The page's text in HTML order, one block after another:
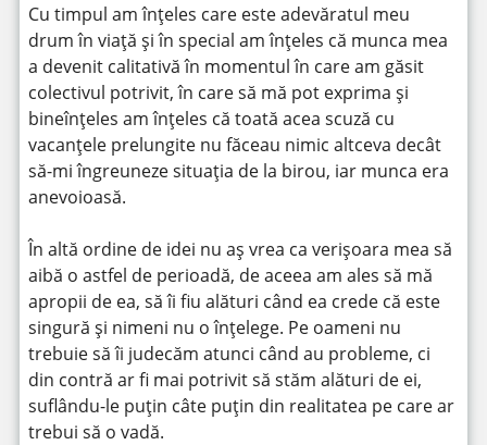
Cu timpul am înțeles care este adevăratul meu
drum în viață și în special am înțeles că munca mea
a devenit calitativă în momentul în care am găsit
colectivul potrivit, în care să mă pot exprima și
bineînțeles am înțeles că toată acea scuză cu
vacanțele prelungite nu făceau nimic altceva decât
să-mi îngreuneze situația de la birou, iar munca era
anevoioasă.
În altă ordine de idei nu aș vrea ca verișoara mea să
aibă o astfel de perioadă, de aceea am ales să mă
apropii de ea, să îi fiu alături când ea crede că este
singură și nimeni nu o înțelege. Pe oameni nu
trebuie să îi judecăm atunci când au probleme, ci
din contră ar fi mai potrivit să stăm alături de ei,
suflându-le puțin câte puțin din realitatea pe care ar
trebui să o vadă.